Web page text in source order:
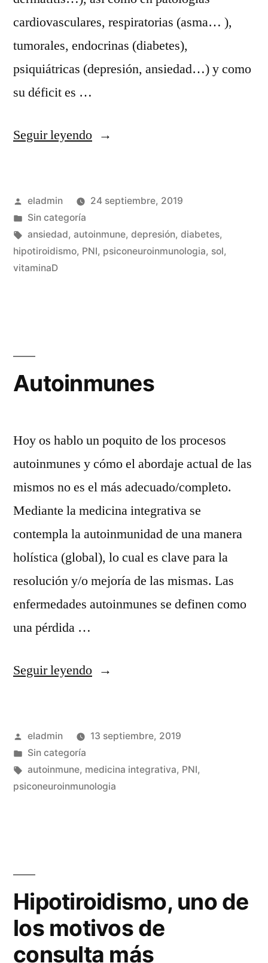
cardiovasculares, respiratorias (asma… ),
tumorales, endocrinas (diabetes),
psiquiátricas (depresión, ansiedad…) y como
su déficit es …
Seguir leyendo«Vitamina
las
autoinmunes»
Publicado
por
eladmin
24 septiembre, 2019
Publicado
en
Sin categoría
Etiquetas:
ansiedad, autoinmune, depresión, diabetes,
hipotiroidismo, PNI, psiconeuroinmunologia, sol,
vitaminaD
Autoinmunes
Hoy os hablo un poquito de los procesos
autoinmunes y cómo el abordaje actual de las
mismos no es el más adecuado/completo.
Mediante la medicina integrativa se
contempla la autoinmunidad de una manera
holística (global), lo cual es clave para la
resolución y/o mejoría de las mismas. Las
enfermedades autoinmunes se definen como
una pérdida …
Seguir leyendo«Autoinmunes»
Publicado
por
eladmin
13 septiembre, 2019
Publicado
en
Sin categoría
Etiquetas:
autoinmune, medicina integrativa, PNI,
psiconeuroinmunologia
Hipotiroidismo, uno de
los motivos de
consulta más